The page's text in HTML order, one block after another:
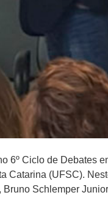
6º Ciclo de Debates
Catarina (UFSC).
Bruno Schlemper